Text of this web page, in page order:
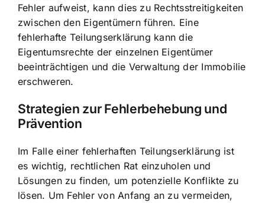
Fehler aufweist, kann dies zu Rechtsstreitigkeiten
zwischen den Eigentümern führen. Eine
fehlerhafte Teilungserklärung kann die
Eigentumsrechte der einzelnen Eigentümer
beeinträchtigen und die Verwaltung der Immobilie
erschweren.
Strategien zur Fehlerbehebung und
Prävention
Im Falle einer fehlerhaften Teilungserklärung ist
es wichtig, rechtlichen Rat einzuholen und
Lösungen zu finden, um potenzielle Konflikte zu
lösen. Um Fehler von Anfang an zu vermeiden,